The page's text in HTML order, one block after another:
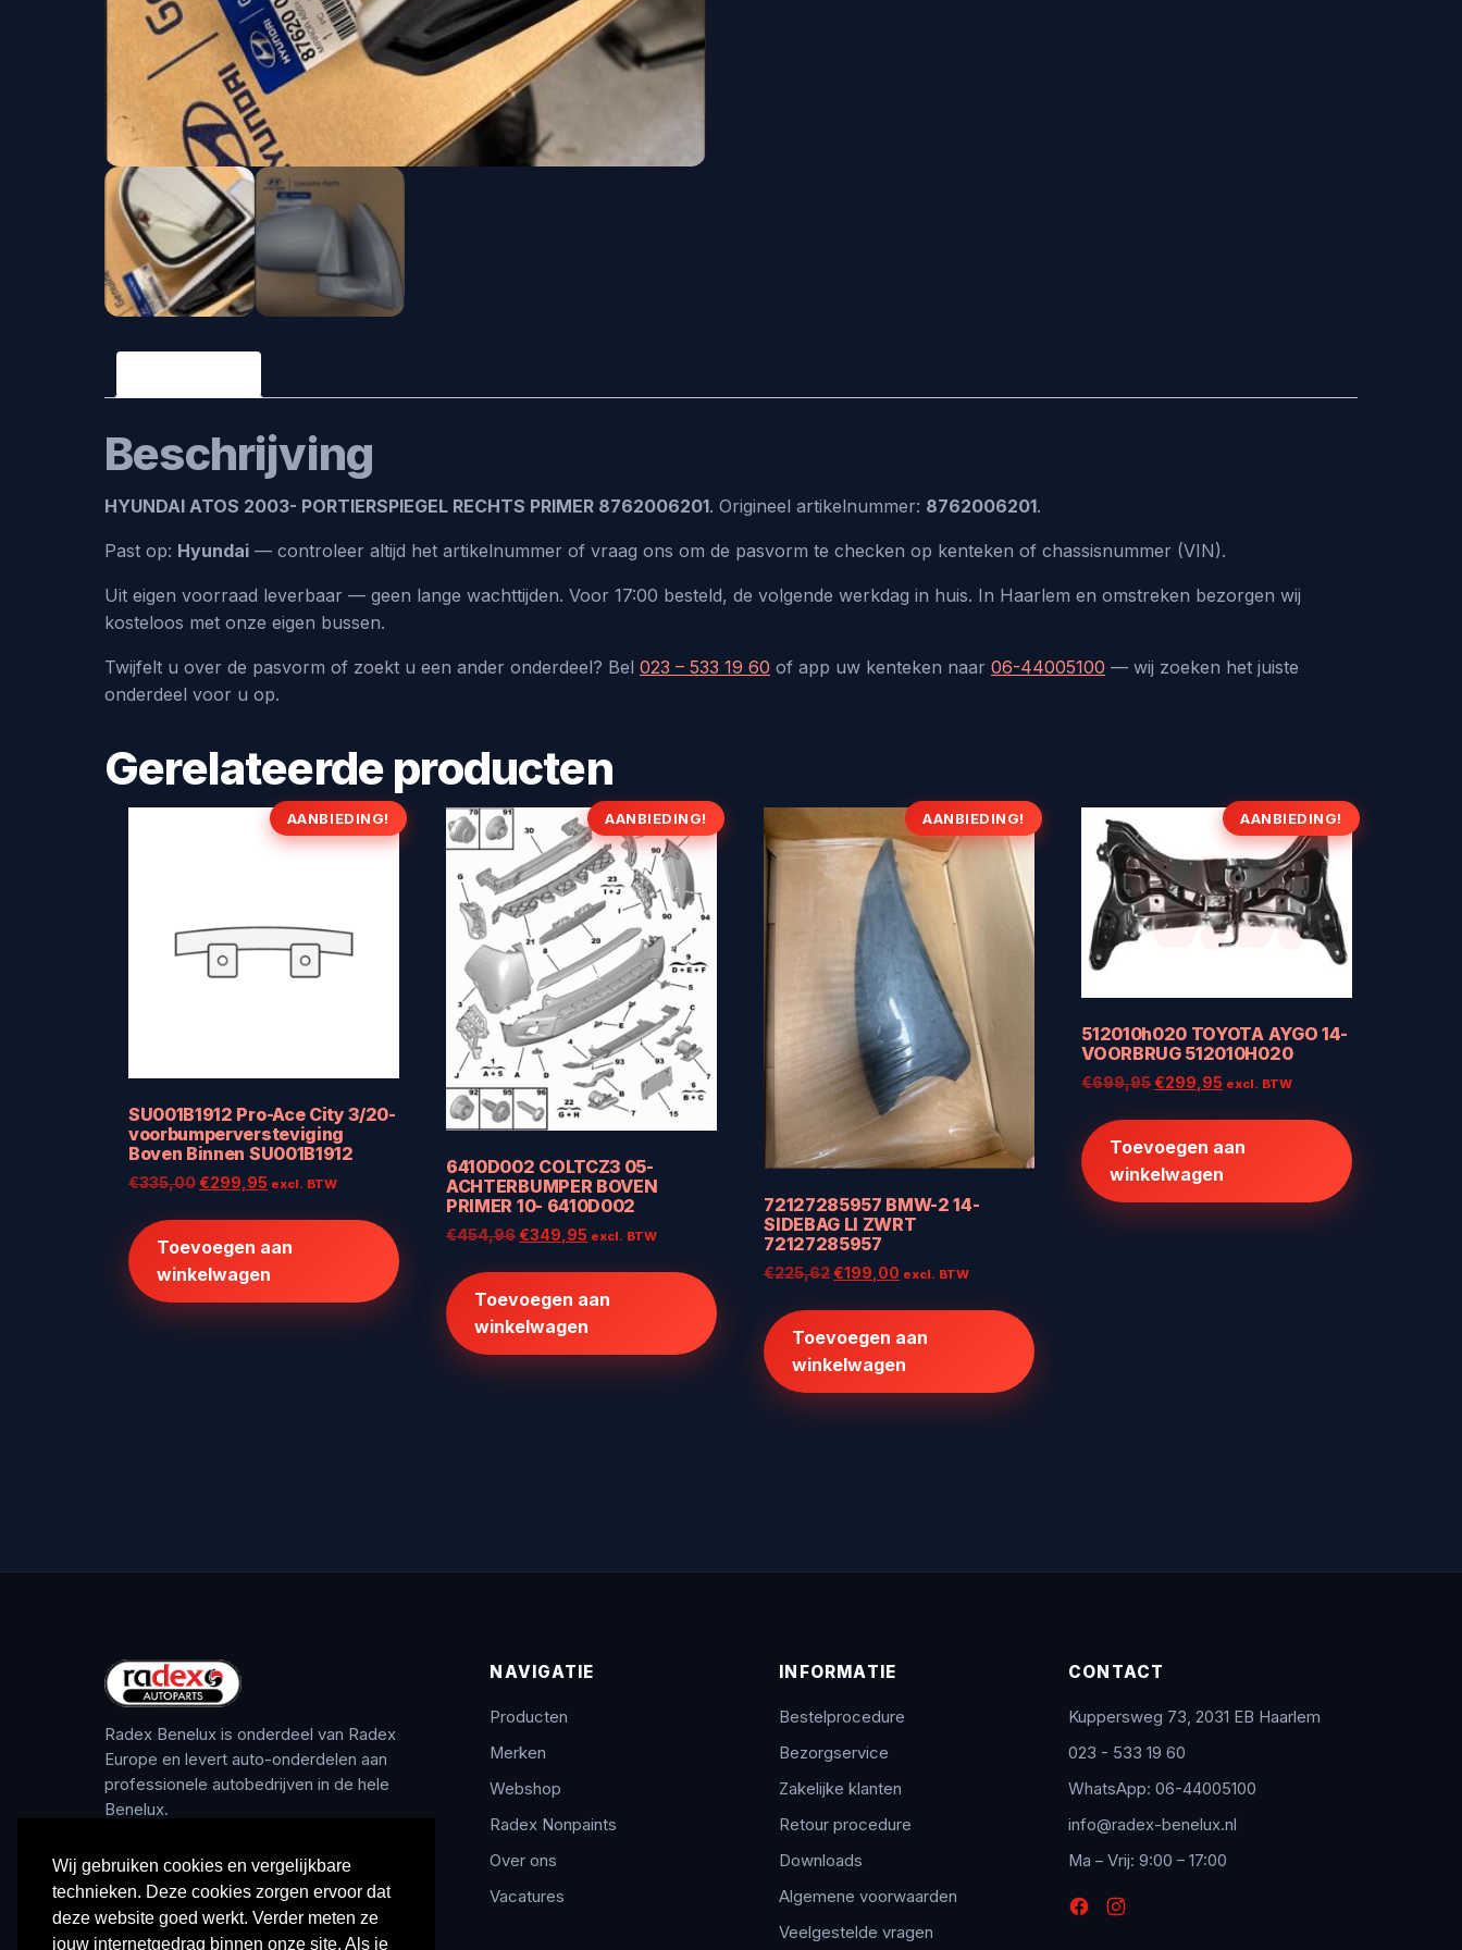
Wij gebruiken cookies en vergelijkbare
technieken. Deze cookies zorgen ervoor dat
deze website goed werkt. Verder meten ze
jouw internetgedrag binnen onze site. Als je
Beschrijving
HYUNDAI ATOS 2003- PORTIERSPIEGEL RECHTS PRIMER 8762006201. Origineel artikelnummer: 8762006201.
Past op: Hyundai — controleer altijd het artikelnummer of vraag ons om de pasvorm te checken op kenteken of chassisnummer (VIN).
Uit eigen voorraad leverbaar — geen lange wachttijden. Voor 17:00 besteld, de volgende werkdag in huis. In Haarlem en omstreken bezorgen wij
kosteloos met onze eigen bussen.
Twijfelt u over de pasvorm of zoekt u een ander onderdeel? Bel 023 – 533 19 60 of app uw kenteken naar 06-44005100 — wij zoeken het juiste
onderdeel voor u op.
Gerelateerde producten
AANBIEDING!
SU001B1912 Pro-Ace City 3/20-
voorbumperversteviging
Boven Binnen SU001B1912
€335,00Oorspronkelijke
€335,00.
€299,95 Huidige
€299,95.
excl. BTW
Toevoegen aan
winkelwagen
AANBIEDING!
6410D002 COLTCZ3 05-
ACHTERBUMPER BOVEN
PRIMER 10- 6410D002
€454,96Oorspronkelijke
€454,96.
€349,95 Huidige
€349,95.
excl. BTW
Toevoegen aan
winkelwagen
AANBIEDING!
72127285957 BMW-2 14-
SIDEBAG LI ZWRT
72127285957
€225,62Oorspronkelijke
€225,62.
€199,00 Huidige
€199,00.
excl. BTW
Toevoegen aan
winkelwagen
AANBIEDING!
512010h020 TOYOTA AYGO 14-
VOORBRUG 512010H020
€699,95Oorspronkelijke
€699,95.
€299,95 Huidige
€299,95.
excl. BTW
Toevoegen aan
winkelwagen
Radex Benelux is onderdeel van Radex
Europe en levert auto-onderdelen aan
professionele autobedrijven in de hele
Benelux.
NAVIGATIE
Producten
Merken
Webshop
Radex Nonpaints
Over ons
Vacatures
INFORMATIE
Bestelprocedure
Bezorgservice
Zakelijke klanten
Retour procedure
Downloads
Algemene voorwaarden
Veelgestelde vragen
CONTACT
Kuppersweg 73, 2031 EB Haarlem
023 - 533 19 60
WhatsApp: 06-44005100
info@radex-benelux.nl
Ma – Vrij: 9:00 – 17:00